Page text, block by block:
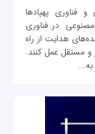
و فناوری پهپادها
در فناوری
هدایت از راه
و مستقل عمل کنند.